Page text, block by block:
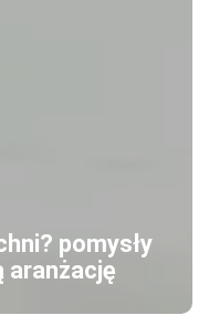
pomysły
aranżację